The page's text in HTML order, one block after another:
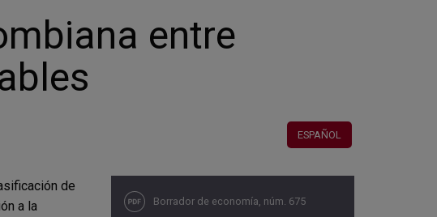
entre
ESPAÑOL
Borrador de economía, núm. 675
de
a la